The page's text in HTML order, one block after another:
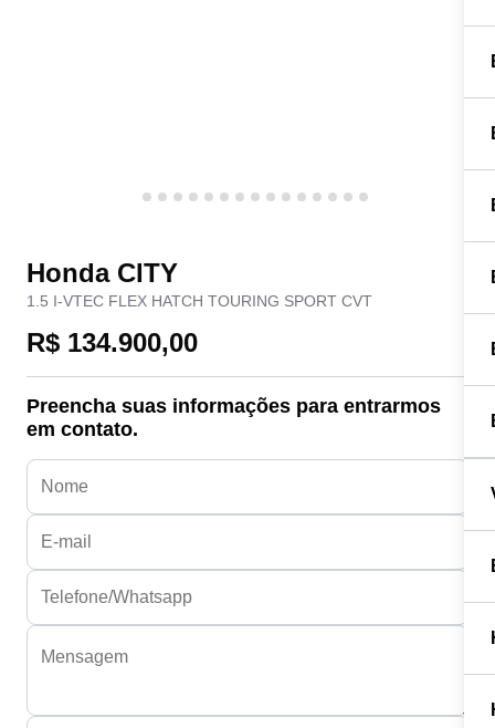
Honda CITY
1.5 I-VTEC FLEX HATCH TOURING SPORT CVT
R$ 134.900,00
Preencha suas informações para entrarmos
em contato.